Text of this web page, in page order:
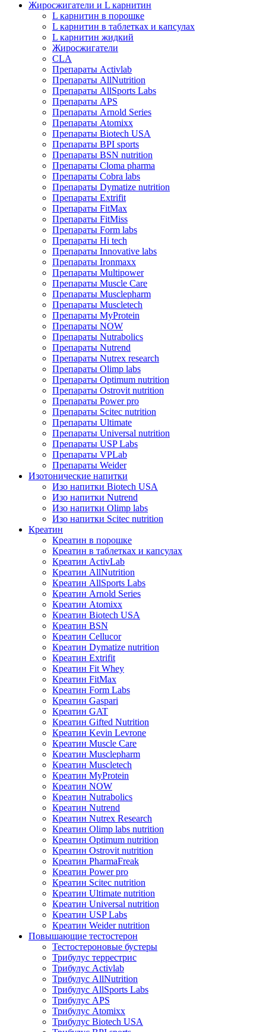
Жиросжигатели и L карнитин
L карнитин в порошке
L карнитин в таблетках и капсулах
L карнитин жидкий
Жиросжигатели
CLA
Препараты Activlab
Препараты AllNutrition
Препараты AllSports Labs
Препараты APS
Препараты Arnold Series
Препараты Atomixx
Препараты Biotech USA
Препараты BPI sports
Препараты BSN nutrition
Препараты Cloma pharma
Препараты Cobra labs
Препараты Dymatize nutrition
Препараты Extrifit
Препараты FitMax
Препараты FitMiss
Препараты Form labs
Препараты Hi tech
Препараты Innovative labs
Препараты Ironmaxx
Препараты Multipower
Препараты Muscle Care
Препараты Musclepharm
Препараты Muscletech
Препараты MyProtein
Препараты NOW
Препараты Nutrabolics
Препараты Nutrend
Препараты Nutrex research
Препараты Olimp labs
Препараты Optimum nutrition
Препараты Ostrovit nutrition
Препараты Power pro
Препараты Scitec nutrition
Препараты Ultimate
Препараты Universal nutrition
Препараты USP Labs
Препараты VPLab
Препараты Weider
Изотонические напитки
Изо напитки Biotech USA
Изо напитки Nutrend
Изо напитки Olimp labs
Изо напитки Scitec nutrition
Креатин
Креатин в порошке
Креатин в таблетках и капсулах
Креатин ActivLab
Креатин AllNutrition
Креатин AllSports Labs
Креатин Arnold Series
Креатин Atomixx
Креатин Biotech USA
Креатин BSN
Креатин Cellucor
Креатин Dymatize nutrition
Креатин Extrifit
Креатин Fit Whey
Креатин FitMax
Креатин Form Labs
Креатин Gaspari
Креатин GAT
Креатин Gifted Nutrition
Креатин Kevin Levrone
Креатин Muscle Care
Креатин Musclepharm
Креатин Muscletech
Креатин MyProtein
Креатин NOW
Креатин Nutrabolics
Креатин Nutrend
Креатин Nutrex Research
Креатин Olimp labs nutrition
Креатин Optimum nutrition
Креатин Ostrovit nutrition
Креатин PharmaFreak
Креатин Power pro
Креатин Scitec nutrition
Креатин Ultimate nutrition
Креатин Universal nutrition
Креатин USP Labs
Креатин Weider nutrition
Повышающие тестостерон
Тестостероновые бустеры
Трибулус террестрис
Трибулус Activlab
Трибулус AllNutrition
Трибулус AllSports Labs
Трибулус APS
Трибулус Atomixx
Трибулус Biotech USA